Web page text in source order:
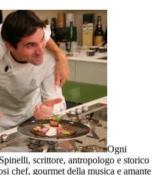
Ogni
scrittore, antropologo e storico
chef, gourmet della musica e amante